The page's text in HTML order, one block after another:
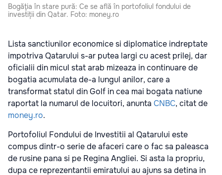
Bogăţia în stare pură: Ce se află în portofoliul fondului de
investiții din Qatar. Foto: money.ro
Lista sanctiunilor economice si diplomatice indreptate
impotriva Qatarului s-ar putea largi cu acest prilej, dar
oficialii din micul stat arab mizeaza in continuare de
bogatia acumulata de-a lungul anilor, care a
transformat statul din Golf in cea mai bogata natiune
raportat la numarul de locuitori, anunta CNBC, citat de
money.ro.
Portofoliul Fondului de Investitii al Qatarului este
compus dintr-o serie de afaceri care o fac sa paleasca
de rusine pana si pe Regina Angliei. Si asta la propriu,
dupa ce reprezentantii emiratului au ajuns sa detina in